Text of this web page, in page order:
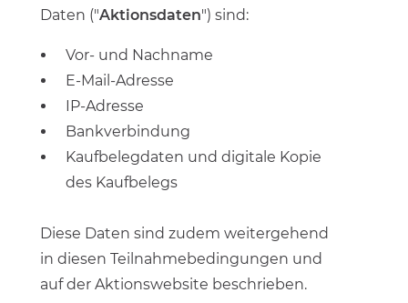
Daten ("Aktionsdaten") sind:
Vor- und Nachname
E-Mail-Adresse
IP-Adresse
Bankverbindung
Kaufbelegdaten und digitale Kopie
des Kaufbelegs
Diese Daten sind zudem weitergehend
in diesen Teilnahmebedingungen und
auf der Aktionswebsite beschrieben.